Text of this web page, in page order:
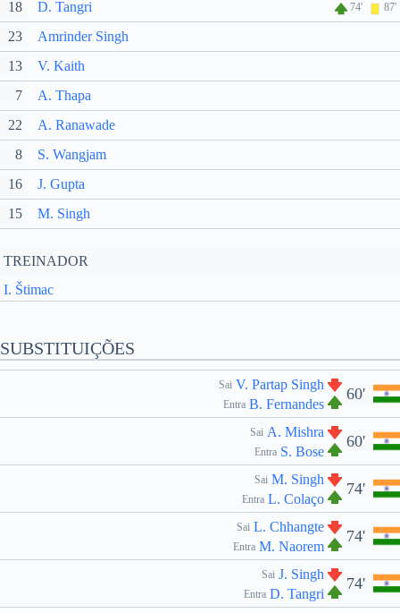
18 D. Tangri 74' 87'
23
Amrinder Singh
13
V. Kaith
7
A. Thapa
22
A. Ranawade
8
S. Wangjam
16
J. Gupta
15
M. Singh
TREINADOR
I. Štimac
SUBSTITUIÇÕES
60'
Sai V. Partap Singh
Entra B. Fernandes
60'
Sai A. Mishra
Entra S. Bose
74'
Sai M. Singh
Entra L. Colaço
74'
Sai L. Chhangte
Entra M. Naorem
74'
Sai J. Singh
Entra D. Tangri